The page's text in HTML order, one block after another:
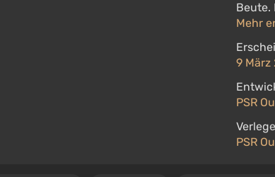
Beute.
Mehr
9 März
PSR
PSR